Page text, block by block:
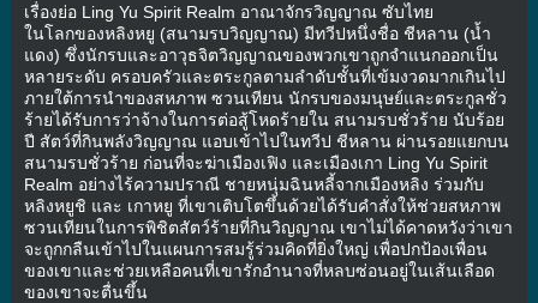
เรื่องย่อ Ling Yu Spirit Realm อาณาจักรวิญญาณ ซับไทย
ในโลกของหลิงหยู (สนามรบวิญญาณ) มีทวีปหนึ่งชื่อ ชีหลาน (น้ำ
แดง) ซึ่งนักรบและอาวุธจิตวิญญาณของพวกเขาถูกจำแนกออกเป็น
หลายระดับ ครอบครัวและตระกูลตามลำดับชั้นที่เข้มงวดมากเกินไป
ภายใต้การนำของสหภาพ ซวนเทียน นักรบของมนุษย์และตระกูลชั่ว
ร้ายได้รับการว่าจ้างในการต่อสู้โหดร้ายใน สนามรบชั่วร้าย นับร้อย
ปี สัตว์ที่กินพลังวิญญาณ แอบเข้าไปในทวีป ชีหลาน ผ่านรอยแยกบน
สนามรบชั่วร้าย ก่อนที่จะฆ่าเมืองเฟิง และเมืองเกา Ling Yu Spirit
Realm อย่างไร้ความปราณี ชายหนุ่มฉินหลี้จากเมืองหลิง ร่วมกับ
หลิงหยูชิ และ เกาหยู ที่เขาเติบโตขึ้นด้วยได้รับคำสั่งให้ช่วยสหภาพ
ซวนเทียนในการพิชิตสัตว์ร้ายที่กินวิญญาณ เขาไม่ได้คาดหวังว่าเขา
จะถูกกลืนเข้าไปในแผนการสมรู้ร่วมคิดที่ยิ่งใหญ่ เพื่อปกป้องเพื่อน
ของเขาและช่วยเหลือคนที่เขารักอำนาจที่หลบซ่อนอยู่ในเส้นเลือด
ของเขาจะตื่นขึ้น